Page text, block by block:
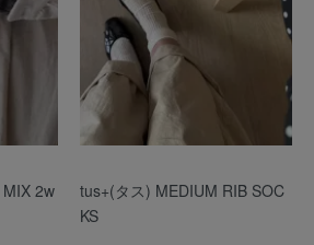
2w
tus+(タス) MEDIUM RIB SOC
KS